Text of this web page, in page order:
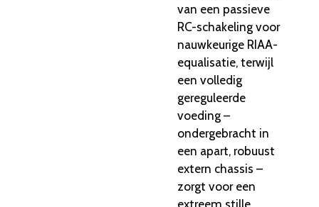
van een passieve
RC-schakeling voor
nauwkeurige RIAA-
equalisatie, terwijl
een volledig
gereguleerde
voeding –
ondergebracht in
een apart, robuust
extern chassis –
zorgt voor een
extreem stille